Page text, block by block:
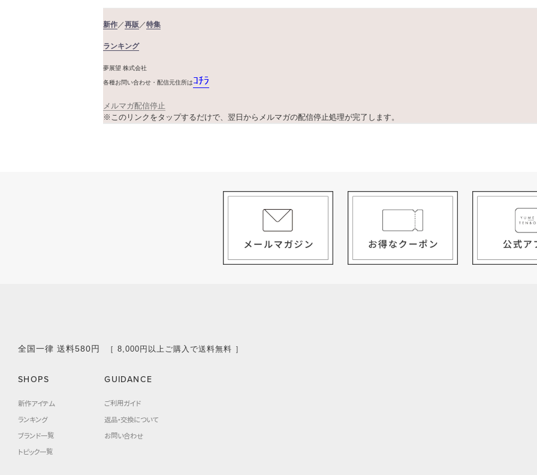
新作／再販 ／特集
ランキング
夢展望 株式会社
各種お問い合わせ・配信元住所はｺﾁﾗ
メルマガ配信停止
※このリンクをタップするだけで、翌日からメルマガの配信停止処理が完了します。
全国一律 送料580円 ［ 8,000円以上ご購入で送料無料 ］
SHOPS
新作アイテム
ランキング
ブランド一覧
トピック一覧
GUIDANCE
ご利用ガイド
返品・交換について
お問い合わせ